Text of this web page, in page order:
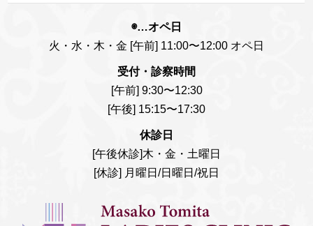
◉…オペ日
火・水・木・金 [午前] 11:00〜12:00 オペ日
受付・診察時間
[午前] 9:30〜12:30
[午後] 15:15〜17:30
休診日
[午後休診]木・金・土曜日
[休診] 月曜日/日曜日/祝日